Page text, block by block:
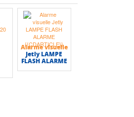
Alarme visuelle
Jetly LAMPE
FLASH ALARME